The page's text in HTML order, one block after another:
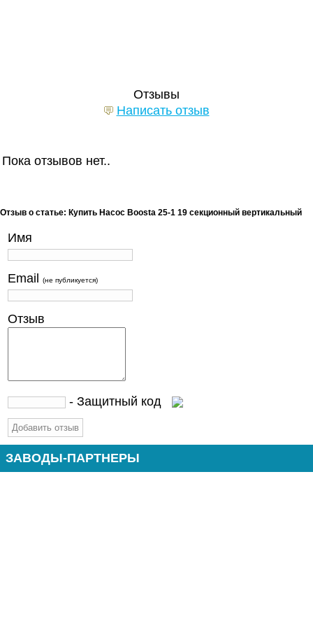
Отзывы
Написать отзыв
Пока отзывов нет..
Отзыв о статье: Купить Насос Boosta 25-1 19 секционный вертикальный
Имя
Email (не публикуется)
Отзыв
- Защитный код
ЗАВОДЫ-ПАРТНЕРЫ